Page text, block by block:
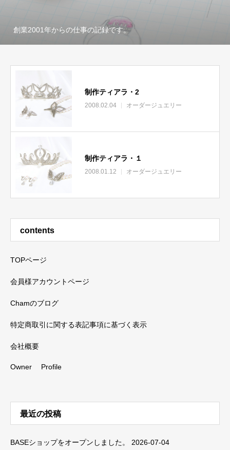
創業2001年からの仕事の記録です。
制作ティアラ・2
2008.02.04 オーダージュエリー
制作ティアラ・１
2008.01.12 オーダージュエリー
contents
TOPページ
会員様アカウントページ
Chamのブログ
特定商取引に関する表記事項に基づく表示
会社概要
Owner Profile
最近の投稿
BASEショップをオープンしました。 2026-07-04